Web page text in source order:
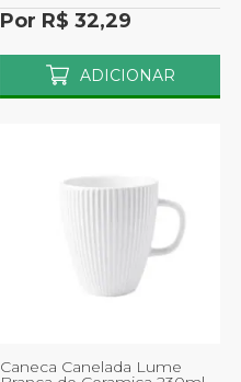
Por R$ 32,29
ADICIONAR
Caneca Canelada Lume